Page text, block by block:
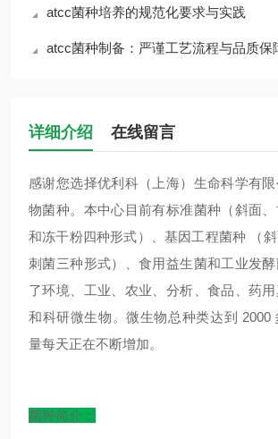
atcc菌种培养的规范化要求与实践
atcc菌种制备：严谨工艺流程与品质保
详细介绍 在线留言
感谢您选择优利科（上海）生命科学有
物菌种。本中心目前有标准菌种（斜面
和冻干粉四种形式）、基因工程菌种 （
刺菌三种形式）、食用益生菌和工业发
了环境、工业、农业、分析、食品、药
和科研微生物。微生物总种类达到 2000
量每天正在不断增加。
菌种简介：